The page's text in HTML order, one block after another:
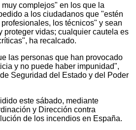
complejos" en los que la
a los ciudadanos que "estén
los técnicos" y sean
proteger vidas; cualquier cautela es
ha recalcado.
las personas que han provocado
y no puede haber impunidad",
Seguridad del Estado y del Poder
este sábado, mediante
y Dirección contra
de los incendios en España.